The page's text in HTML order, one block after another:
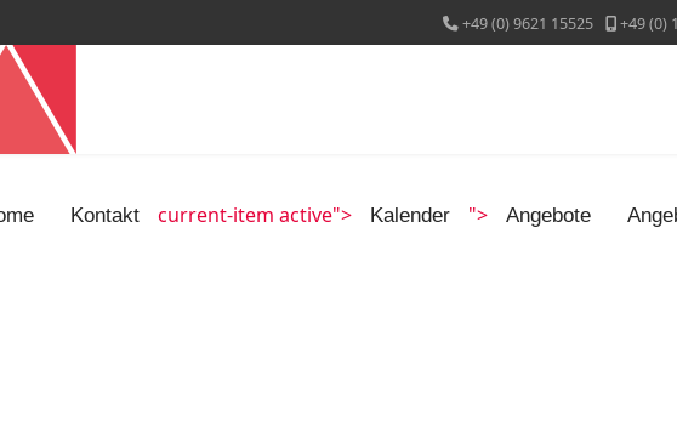
+49 (0) 9621 15525 +49 (0)
Kontakt current-item active"> Kalender "> Angebote